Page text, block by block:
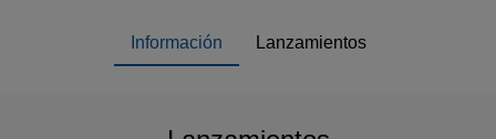
Información Lanzamientos